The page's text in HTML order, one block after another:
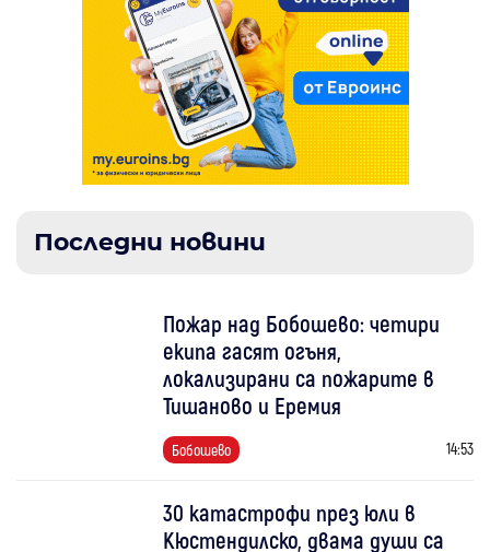
Последни новини
Пожар над Бобошево: четири
екипа гасят огъня,
локализирани са пожарите в
Тишаново и Еремия
Бобошево 14:53
30 катастрофи през юли в
Кюстендилско, двама души са